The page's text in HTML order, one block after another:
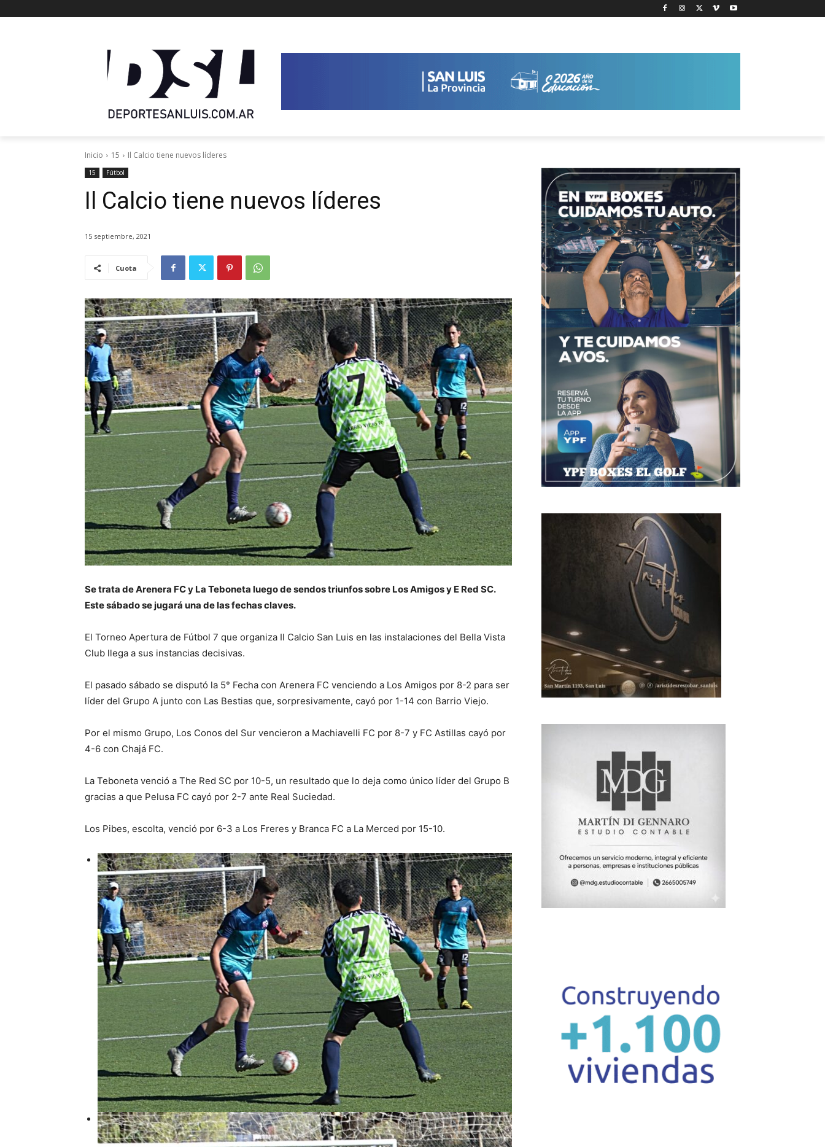
Inicio 15 Il Calcio tiene nuevos líderes
15 Fútbol
Il Calcio tiene nuevos líderes
15 septiembre, 2021
Cuota
Se trata de Arenera FC y La Teboneta luego de sendos triunfos sobre Los Amigos y E Red SC.
Este sábado se jugará una de las fechas claves.
El Torneo Apertura de Fútbol 7 que organiza Il Calcio San Luis en las instalaciones del Bella Vista
Club llega a sus instancias decisivas.
El pasado sábado se disputó la 5° Fecha con Arenera FC venciendo a Los Amigos por 8-2 para ser
líder del Grupo A junto con Las Bestias que, sorpresivamente, cayó por 1-14 con Barrio Viejo.
Por el mismo Grupo, Los Conos del Sur vencieron a Machiavelli FC por 8-7 y FC Astillas cayó por
4-6 con Chajá FC.
La Teboneta venció a The Red SC por 10-5, un resultado que lo deja como único líder del Grupo B
gracias a que Pelusa FC cayó por 2-7 ante Real Suciedad.
Los Pibes, escolta, venció por 6-3 a Los Freres y Branca FC a La Merced por 15-10.